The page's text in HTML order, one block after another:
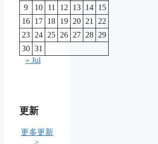
9 10 11 12 13 14 15
16 17 18 19 20 21
22
23 24 25 26 27 28 29
30 31
« Jul
更新
更多更新
>